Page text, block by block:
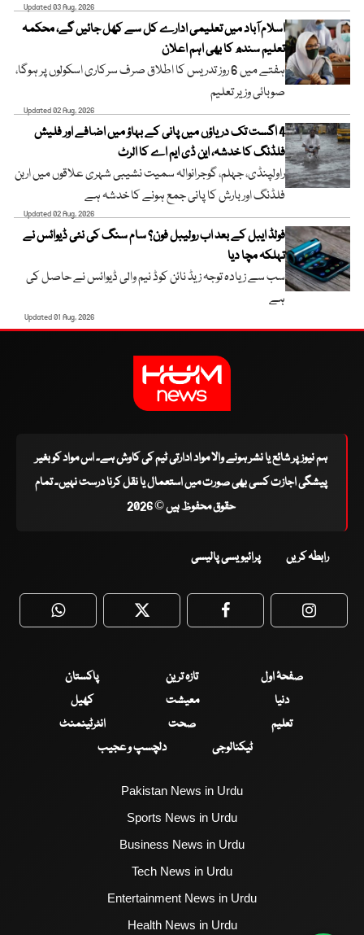
Updated 03 Aug, 2026
اسلام آباد میں تعلیمی ادارے کل سے کھل جائیں گے، محکمہ
تعلیم سندھ کا بھی اہم اعلان
ہفتے میں 6 روز تدریس کا اطلاق صرف سرکاری اسکولوں پر ہوگا،
صوبائی وزیر تعلیم
Updated 02 Aug, 2026
4 اگست تک دریاؤں میں پانی کے بہاؤ میں اضافے اور فلیش
فلڈنگ کا خدشہ، این ڈی ایم اے کا الرٹ
راولپنڈی، جہلم، گوجرانوالہ سمیت نشیبی شہری علاقوں میں اربن
فلڈنگ اور بارش کا پانی جمع ہونے کا خدشہ ہے
Updated 02 Aug, 2026
فولڈ ایبل کے بعد اب رولیبل فون؟ سام سنگ کی نئی ڈیوائس نے
تہلکہ مچا دیا
سب سے زیادہ توجہ زیڈ نائن کوڈ نیم والی ڈیوائس نے حاصل کی
ہے
Updated 01 Aug, 2026
ہم نیوز پر شائع یا نشر ہونے والا مواد ادارتی ٹیم کی کاوش ہے۔ اس مواد کو بغیر
پیشگی اجازت کسی بھی صورت میں استعمال یا نقل کرنا درست نہیں۔ تمام
حقوق محفوظ ہیں © 2026
رابطہ کریں پرائیویسی پالیسی
WhatsApp Twitter Facebook
صفحۂ اول تازہ ترین
پاکستان
دنیا
معیشت
کھیل
تعلیم
صحت
انٹرٹینمنٹ
ٹیکنالوجی
دلچسپ و عجیب
Pakistan News in Urdu
Sports News in Urdu
Business News in Urdu
Tech News in Urdu
Entertainment News in Urdu
Health News in Urdu